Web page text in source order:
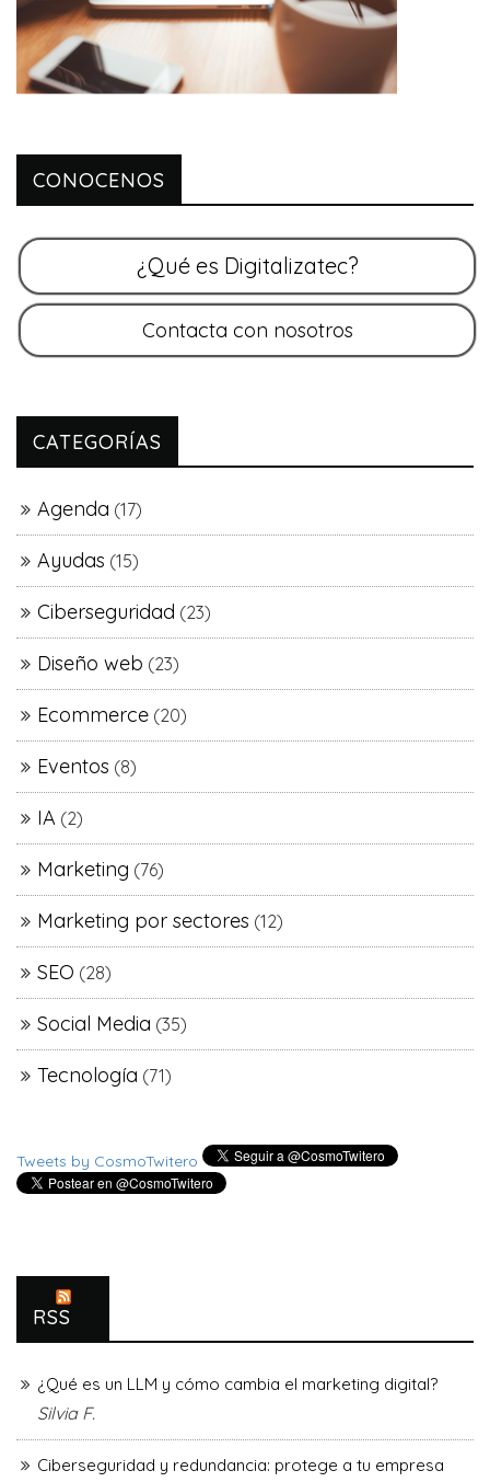
CONOCENOS
CATEGORÍAS
Agenda (17)
Ayudas (15)
Ciberseguridad (23)
Diseño web (23)
Ecommerce (20)
Eventos (8)
IA (2)
Marketing (76)
Marketing por sectores (12)
SEO (28)
Social Media (35)
Tecnología (71)
Tweets by CosmoTwitero
RSS
¿Qué es un LLM y cómo cambia el marketing digital?
Silvia F.
Ciberseguridad y redundancia: protege a tu empresa